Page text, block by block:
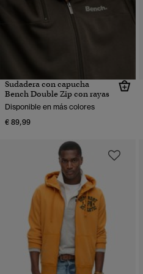
Sudadera con capucha
Bench Double Zip con rayas
Disponible en más colores
€ 89,99